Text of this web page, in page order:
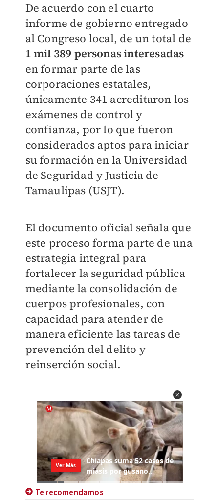
De acuerdo con el cuarto
informe de gobierno entregado
al Congreso local, de un total de
1 mil 389 personas interesadas
en formar parte de las
corporaciones estatales,
únicamente 341 acreditaron los
exámenes de control y
confianza, por lo que fueron
considerados aptos para iniciar
su formación en la Universidad
de Seguridad y Justicia de
Tamaulipas (USJT).
El documento oficial señala que
este proceso forma parte de una
estrategia integral para
fortalecer la seguridad pública
mediante la consolidación de
cuerpos profesionales, con
capacidad para atender de
manera eficiente las tareas de
prevención del delito y
reinserción social.
Te recomendamos